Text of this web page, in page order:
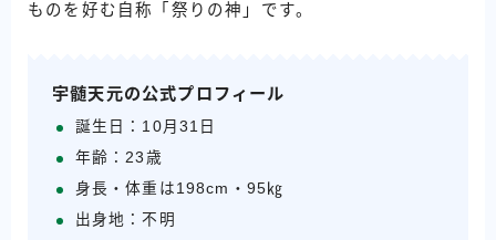
ものを好む自称「祭りの神」です。
宇髄天元の公式プロフィール
誕生日：10月31日
年齢：23歳
身長・体重は198cm・95㎏
出身地：不明